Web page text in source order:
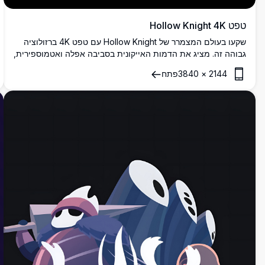
טפט Hollow Knight 4K
שקעו בעולם המצמרר של Hollow Knight עם טפט 4K ברזולוציה
גבוהה זה. מציג את הדמות האייקונית בסביבה אפלה ואטמוספירית,
טפט זה לוכד את היופי המרטיט והמסתורין של המשחק. מושלם
למעריצים שמחפשים להביא נגיעה של Hallownest למסכים שלהם.
2144
×
3840פתח